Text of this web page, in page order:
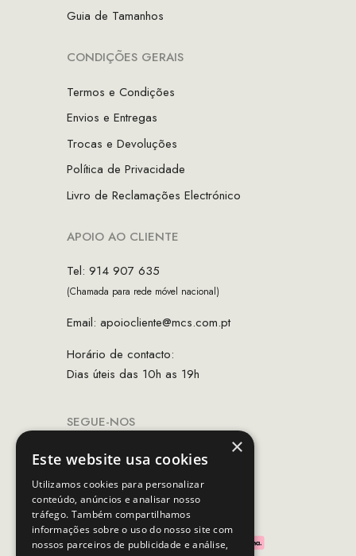
Guia de Tamanhos
CONDIÇÕES GERAIS
Termos e Condições
Envios e Entregas
Trocas e Devoluções
Política de Privacidade
Livro de Reclamações Electrónico
APOIO AO CLIENTE
Tel: 914 907 635
(Chamada para rede móvel nacional)
Email: apoiocliente@mcs.com.pt
Horário de contacto:
Dias úteis das 10h as 19h
SEGUE-NOS
PAGAMENTOS SEGUROS
×
Este website usa cookies
Utilizamos cookies para personalizar
conteúdo, anúncios e analisar nosso
tráfego. Também compartilhamos
informações sobre o uso do nosso site com
nossos parceiros de publicidade e análise,